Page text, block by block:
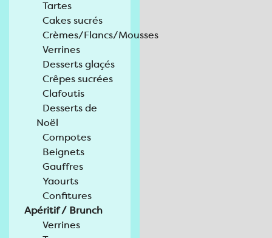
Tartes
Cakes sucrés
Crèmes/Flancs/Mousses
Verrines
Desserts glaçés
Crêpes sucrées
Clafoutis
Desserts de
Noël
Compotes
Beignets
Gauffres
Yaourts
Confitures
Apéritif / Brunch
Verrines